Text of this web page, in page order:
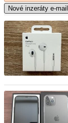
Nové inzeráty e-